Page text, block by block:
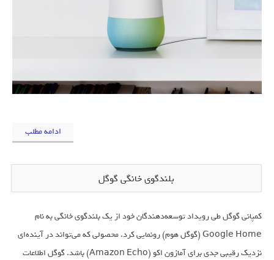
ادامه مطلب
بلندگوی خانگی گوگل
کمپانی گوگل طی رویداد توسعه‌دهندگان خود از یک بلندگوی خانگی به نام
Google Home (گوگل هوم) رونمایی کرد. محصولی که می‌تواند در آینده‌ای
نزدیک رقیبی جدی برای آمازون اکو (Amazon Echo) باشد. گوگل اطلاعات